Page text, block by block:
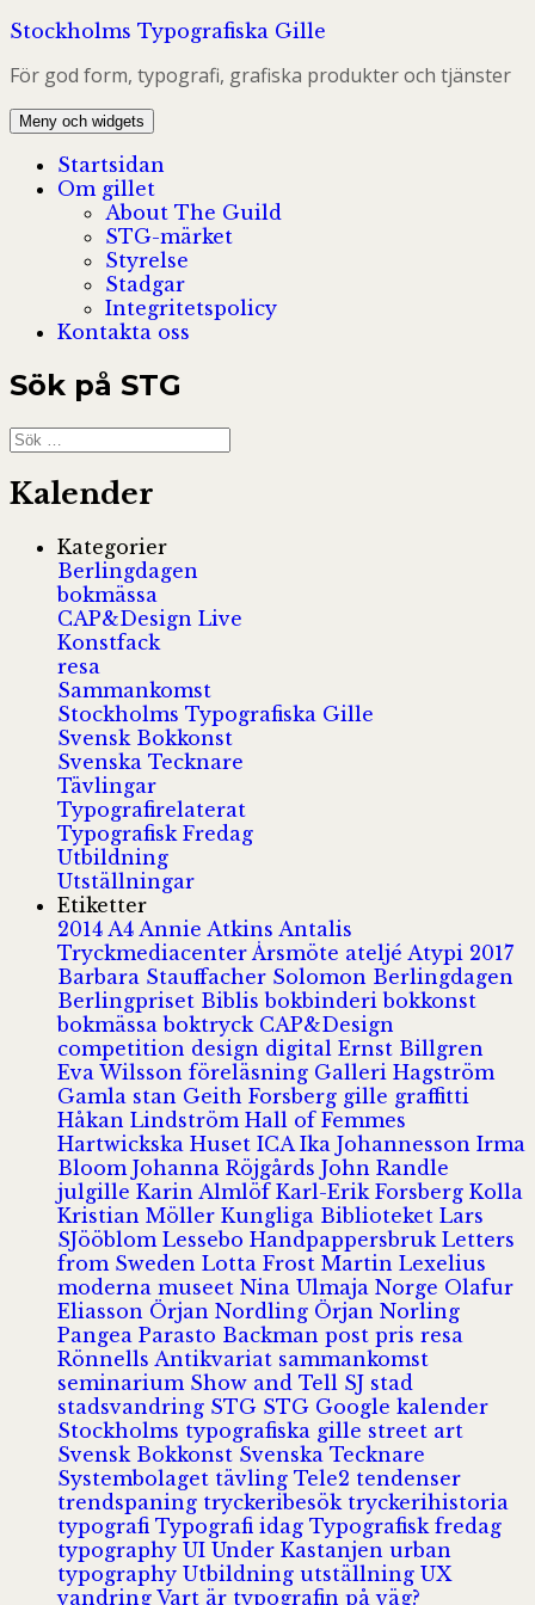
Hoppa
innehåll
Stockholms Typografiska Gille
För god form, typografi, grafiska produkter och tjänster
Meny och widgets
Startsidan
Om gillet
About The Guild
STG-märket
Styrelse
Stadgar
Integritetspolicy
Kontakta oss
Sök på STG
Sök
efter:
Kalender
Kategorier
Berlingdagen
bokmässa
CAP&Design Live
Konstfack
resa
Sammankomst
Stockholms Typografiska Gille
Svensk Bokkonst
Svenska Tecknare
Tävlingar
Typografirelaterat
Typografisk Fredag
Utbildning
Utställningar
Etiketter
2014 A4 Annie Atkins Antalis
Tryckmediacenter Årsmöte ateljé Atypi 2017
Barbara Stauffacher Solomon Berlingdagen
Berlingpriset Biblisbokbinderibokkonst
bokmässaboktryck CAP&Design
competition design digital Ernst Billgren
Eva Wilsson föreläsning Galleri Hagström
Gamla stan Geith Forsberg gille graffitti
Håkan Lindström Hall of Femmes
Hartwickska Huset ICA Ika Johannesson Irma
Bloom Johanna Röjgårds John Randle
julgille Karin Almlöf Karl-Erik Forsberg Kolla
Kristian Möller Kungliga Biblioteket Lars
SJööblom Lessebo Handpappersbruk Letters
from Sweden Lotta Frost Martin Lexelius
moderna museet Nina Ulmaja Norge Olafur
Eliasson Örjan Nordling Örjan Norling
Pangea Parasto Backman post pris resa
Rönnells Antikvariat sammankomst
seminarium Show and Tell SJ stad
stadsvandring STG STG Google kalender
Stockholms typografiska gille street art
Svensk Bokkonst Svenska Tecknare
Systembolaget tävling Tele2 tendenser
trendspaning tryckeribesök tryckerihistoria
typografi Typografi idag Typografisk fredag
typography UI Under Kastanjen urban
typography Utbildning utställning UX
vandring Vart är typografin på väg?